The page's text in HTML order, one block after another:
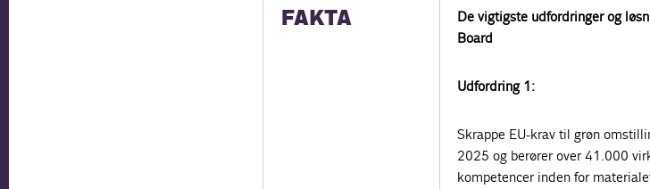
FAKTA
De vigtigste udfordringer og
Board
Udfordring 1:
Skrappe EU-krav til grøn
2025 og berører over 41.000
kompetencer inden for